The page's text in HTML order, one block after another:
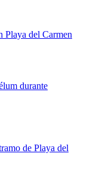
Playa del Carmen
durante
de Playa del